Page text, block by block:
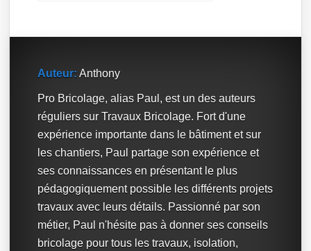
Auteur: Anthony
Pro Bricolage, alias Paul, est un des auteurs
réguliers sur Travaux Bricolage. Fort d'une
expérience importante dans le bâtiment et sur
les chantiers, Paul partage son expérience et
ses connaissances en présentant le plus
pédagogiquement possible les différents projets
travaux avec leurs détails. Passionné par son
métier, Paul n'hésite pas à donner ses conseils
bricolage pour tous les travaux, isolation,